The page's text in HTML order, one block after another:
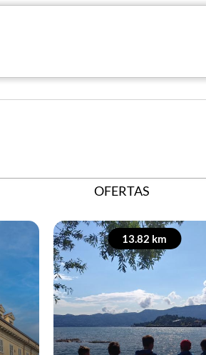
OFERTAS
13.82 km